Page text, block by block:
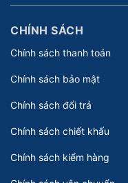
CHÍNH SÁCH
Chính sách thanh toán
Chính sách bảo mật
Chính sách đổi trả
Chính sách chiết khấu
Chính sách kiểm hàng